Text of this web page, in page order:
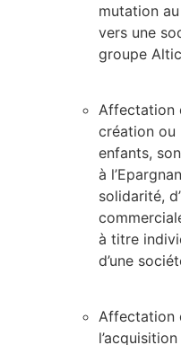
mutation
vers une
groupe
Affectation
création ou
enfants,
à
solidarité,
à titre
d’une
Affectation